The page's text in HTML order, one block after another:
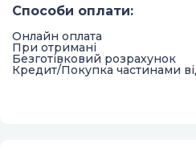
Способи оплати:
Онлайн оплата
При отримані
Безготівковий розрахунок
Кредит/Покупка частинами